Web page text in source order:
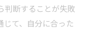
判断することが失敗
じて、自分に合った